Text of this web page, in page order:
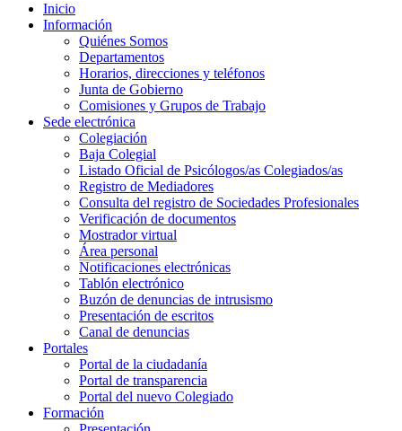
Inicio
Información
Quiénes Somos
Departamentos
Horarios, direcciones y teléfonos
Junta de Gobierno
Comisiones y Grupos de Trabajo
Sede electrónica
Colegiación
Baja Colegial
Listado Oficial de Psicólogos/as Colegiados/as
Registro de Mediadores
Consulta del registro de Sociedades Profesionales
Verificación de documentos
Mostrador virtual
Área personal
Notificaciones electrónicas
Tablón electrónico
Buzón de denuncias de intrusismo
Presentación de escritos
Canal de denuncias
Portales
Portal de la ciudadanía
Portal de transparencia
Portal del nuevo Colegiado
Formación